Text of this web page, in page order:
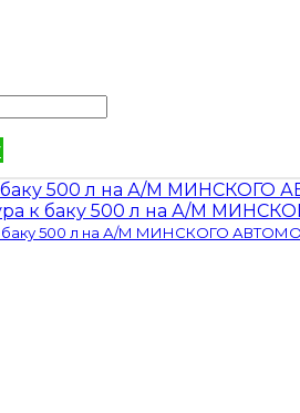
баку 500 л на А/М МИНСКОГО